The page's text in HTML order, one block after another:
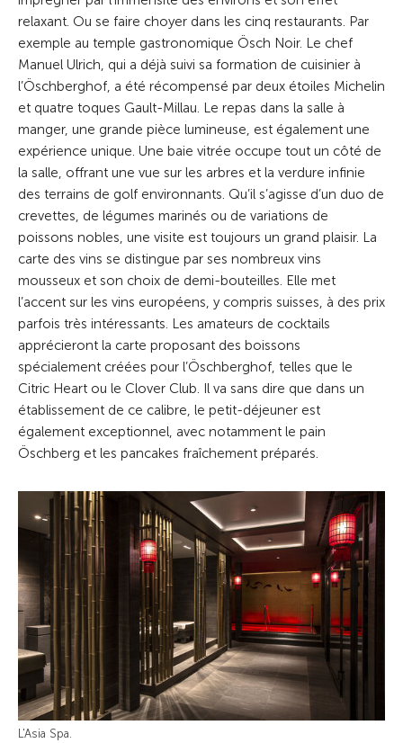
relaxant. Ou se faire choyer dans les cinq restaurants. Par
exemple au temple gastronomique Ösch Noir. Le chef
Manuel Ulrich, qui a déjà suivi sa formation de cuisinier à
l’Öschberghof, a été récompensé par deux étoiles Michelin
et quatre toques Gault-Millau. Le repas dans la salle à
manger, une grande pièce lumineuse, est également une
expérience unique. Une baie vitrée occupe tout un côté de
la salle, offrant une vue sur les arbres et la verdure infinie
des terrains de golf environnants. Qu’il s’agisse d’un duo de
crevettes, de légumes marinés ou de variations de
poissons nobles, une visite est toujours un grand plaisir. La
carte des vins se distingue par ses nombreux vins
mousseux et son choix de demi-bouteilles. Elle met
l’accent sur les vins européens, y compris suisses, à des prix
parfois très intéressants. Les amateurs de cocktails
apprécieront la carte proposant des boissons
spécialement créées pour l’Öschberghof, telles que le
Citric Heart ou le Clover Club. Il va sans dire que dans un
établissement de ce calibre, le petit-déjeuner est
également exceptionnel, avec notamment le pain
Öschberg et les pancakes fraîchement préparés.
L'Asia Spa.